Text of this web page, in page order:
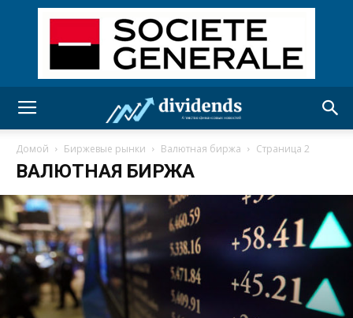
Домой Биржевые рынки Валютная биржа Страница 2
ВАЛЮТНАЯ БИРЖА